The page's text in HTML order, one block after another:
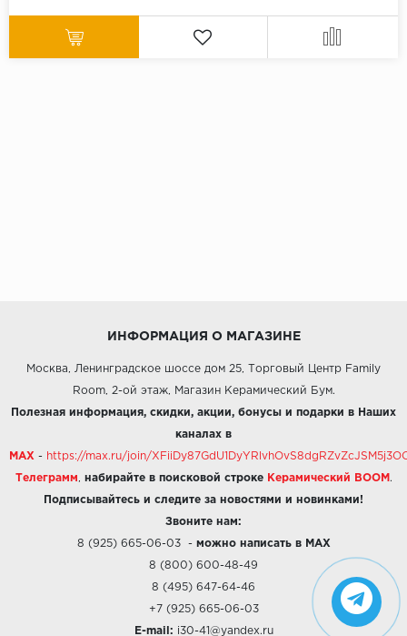
ИНФОРМАЦИЯ О МАГАЗИНЕ
Москва, Ленинградское шоссе дом 25, Торговый Центр Family
Room, 2-ой этаж, Магазин Керамический Бум.
Полезная информация, скидки, акции, бонусы и подарки в Наших
каналах в
MAX - https://max.ru/join/
Телеграмм набирайте в поисковой строке Керамический BOOM .
Подписывайтесь и следите за новостями и новинками!
Звоните нам:
8 (925) 665-06-03- можно написать в MAX
8 (800) 600-48-49
8 (495) 647-64-46
+7 (925) 665-06-03
E-mail: i30-41@yandex.ru